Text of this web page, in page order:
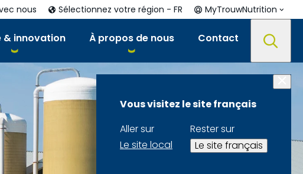
& innovation À propos de nous Contact
nous Sélectionnez votre région - FR MyTrouwNutrition
Vous visitez le site français
Aller sur
Le site local
Rester sur
Le site français